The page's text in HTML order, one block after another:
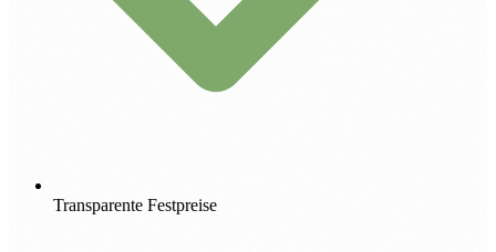
Transparente Festpreise